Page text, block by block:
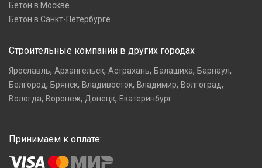
Бетон в Москве
Бетон в Санкт-Петербурге
Строительные компании в других городах
Ярославль, Архангельск, Астрахань, Балашиха, Барнаул,
Белгород, Брянск, Владивосток, Владимир, Волгоград,
Вологда, Воронеж, Донецк, Екатеринбург
Принимаем к оплате: